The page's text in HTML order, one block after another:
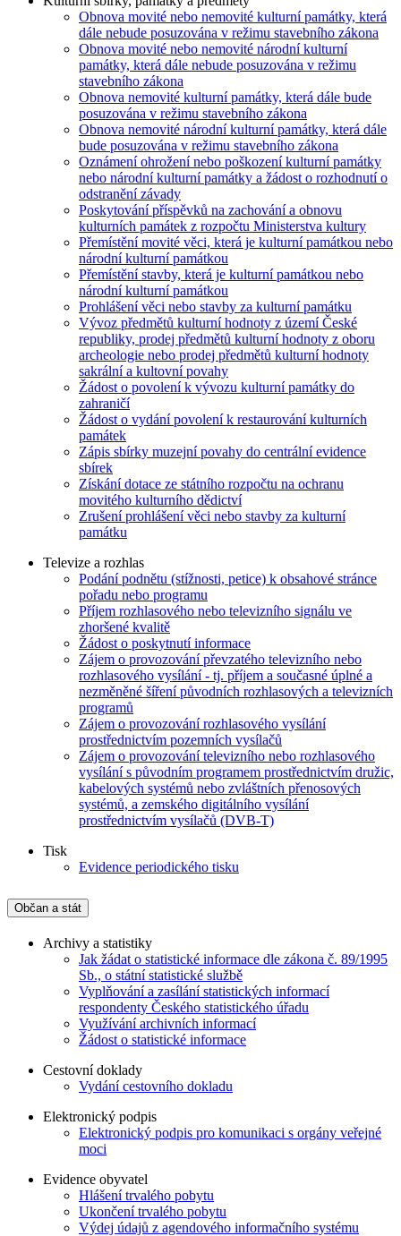
Obnova movité nebo nemovité kulturní památky, která
dále nebude posuzována v režimu stavebního zákona
Obnova movité nebo nemovité národní kulturní
památky, která dále nebude posuzována v režimu
stavebního zákona
Obnova nemovité kulturní památky, která dále bude
posuzována v režimu stavebního zákona
Obnova nemovité národní kulturní památky, která dále
bude posuzována v režimu stavebního zákona
Oznámení ohrožení nebo poškození kulturní památky
nebo národní kulturní památky a žádost o rozhodnutí o
odstranění závady
Poskytování příspěvků na zachování a obnovu
kulturních památek z rozpočtu Ministerstva kultury
Přemístění movité věci, která je kulturní památkou nebo
národní kulturní památkou
Přemístění stavby, která je kulturní památkou nebo
národní kulturní památkou
Prohlášení věci nebo stavby za kulturní památku
Vývoz předmětů kulturní hodnoty z území České
republiky, prodej předmětů kulturní hodnoty z oboru
archeologie nebo prodej předmětů kulturní hodnoty
sakrální a kultovní povahy
Žádost o povolení k vývozu kulturní památky do
zahraničí
Žádost o vydání povolení k restaurování kulturních
památek
Zápis sbírky muzejní povahy do centrální evidence
sbírek
Získání dotace ze státního rozpočtu na ochranu
movitého kulturního dědictví
Zrušení prohlášení věci nebo stavby za kulturní
památku
Televize a rozhlas
Podání podnětu (stížnosti, petice) k obsahové stránce
pořadu nebo programu
Příjem rozhlasového nebo televizního signálu ve
zhoršené kvalitě
Žádost o poskytnutí informace
Zájem o provozování převzatého televizního nebo
rozhlasového vysílání - tj. příjem a současné úplné a
nezměněné šíření původních rozhlasových a televizních
programů
Zájem o provozování rozhlasového vysílání
prostřednictvím pozemních vysílačů
Zájem o provozování televizního nebo rozhlasového
vysílání s původním programem prostřednictvím družic,
kabelových systémů nebo zvláštních přenosových
systémů, a zemského digitálního vysílání
prostřednictvím vysílačů (DVB-T)
Tisk
Evidence periodického tisku
Občan a stát
Archivy a statistiky
Jak žádat o statistické informace dle zákona č. 89/1995
Sb., o státní statistické službě
Vyplňování a zasílání statistických informací
respondenty Českého statistického úřadu
Využívání archivních informací
Žádost o statistické informace
Cestovní doklady
Vydání cestovního dokladu
Elektronický podpis
Elektronický podpis pro komunikaci s orgány veřejné
moci
Evidence obyvatel
Hlášení trvalého pobytu
Ukončení trvalého pobytu
Výdej údajů z agendového informačního systému